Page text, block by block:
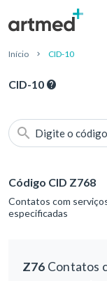
Início CID-10
CID-10
Digite o
Código CID Z768
Contatos com
especificadas
Z76 Contatos